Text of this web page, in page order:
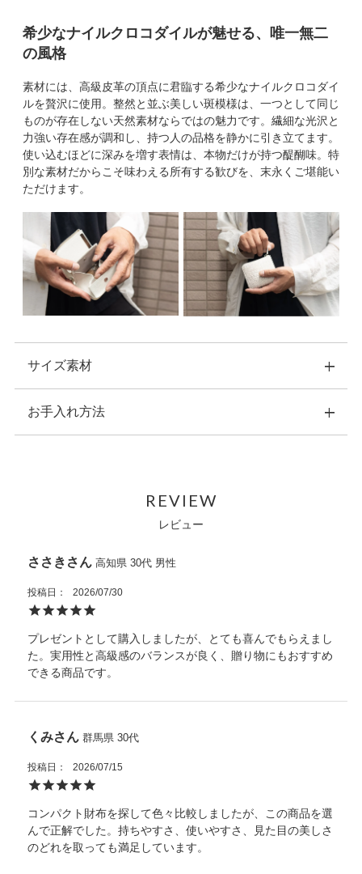
希少なナイルクロコダイルが魅せる、唯一無二
の風格
素材には、高級皮革の頂点に君臨する希少なナイルクロコダイ
ルを贅沢に使用。整然と並ぶ美しい斑模様は、一つとして同じ
ものが存在しない天然素材ならではの魅力です。繊細な光沢と
力強い存在感が調和し、持つ人の品格を静かに引き立てます。
使い込むほどに深みを増す表情は、本物だけが持つ醍醐味。特
別な素材だからこそ味わえる所有する歓びを、末永くご堪能い
ただけます。
サイズ素材
内側収納：カードポケット×２、フリーポケット×2
カードスリット×2、ボックスコインケース×1
外側収納：カードポケット×１、L字ファスナータイプ
なる場合があります。
お手入れ方法
・水などにぬれた場合は、直ちに拭き取り、風通しの良い場所
で自然乾燥させてください。
ください。
・洗濯機は使用しないでください。クリーニング専門店をご利
用ください。
・熱源や日光に長時間晒さないでください。
埃、湿気を避けてください。
また天然皮革に関してはワシントン条約を元に適正に輸入され
た商品を販売しています。
REVIEW
レビュー
ささき 高知県 30代 男性
投稿日 2026/07/30
プレゼントとして購入しましたが、とても喜んでもらえまし
た。実用性と高級感のバランスが良く、贈り物にもおすすめ
できる商品です。
くみ 群馬県 30代
投稿日 2026/07/15
コンパクト財布を探して色々比較しましたが、この商品を選
んで正解でした。持ちやすさ、使いやすさ、見た目の美しさ
のどれを取っても満足しています。